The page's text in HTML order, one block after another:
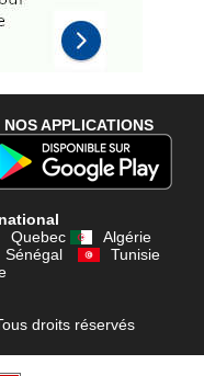
NOS APPLICATIONS
Quebec
Algérie
Sénégal
Tunisie
droits réservés